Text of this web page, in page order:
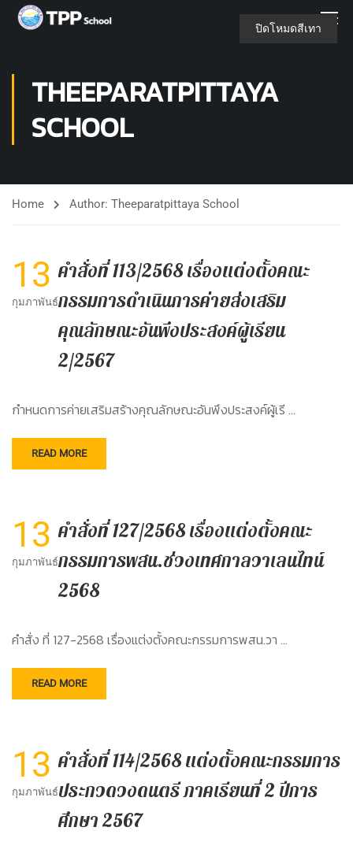
THEEPARATPITTAYA
SCHOOL
Home Author: Theeparatpittaya School
13
กุมภาพันธ์
คำสั่งที่ 113/2568 เรื่องแต่งตั้งคณะ
กรรมการดำเนินการค่ายส่งเสริม
คุณลักษณะอันพึงประสงค์ผู้เรียน
2/2567
กำหนดการค่ายเสริมสร้างคุณลักษณะอันพึงประสงค์ผู้เรี …
READ MORE
13
กุมภาพันธ์
คำสั่งที่ 127/2568 เรื่องแต่งตั้งคณะ
กรรมการพสน.ช่วงเทศกาลวาเลนไทน์
2568
คำสั่ง ที่ 127-2568 เรื่องแต่งตั้งคณะกรรมการพสน.วา …
READ MORE
13
กุมภาพันธ์
คำสั่งที่ 114/2568 แต่งตั้งคณะกรรมการ
ประกวดวงดนตรี ภาคเรียนที่ 2 ปีการ
ศึกษา 2567
ปิดโหมดสีเทา